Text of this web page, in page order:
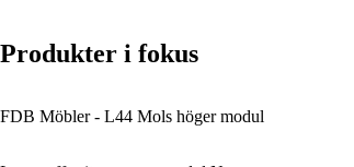
Produkter i fokus
FDB Möbler - L44 Mols höger modul